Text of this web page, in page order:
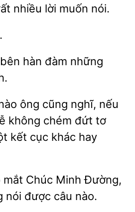
nhiều muốn
những
ông cũng nghĩ, nếu
không chém đứt
cục khác hay
mắt Chúc Minh Đường,
nói được nào.